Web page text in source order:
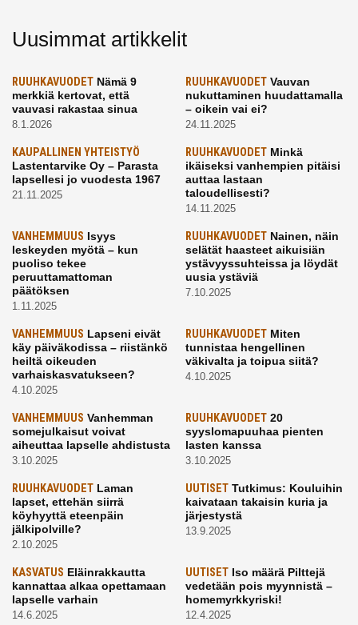
Uusimmat artikkelit
RUUHKAVUODET Nämä 9
merkkiä kertovat, että
vauvasi rakastaa sinua
8.1.2026
RUUHKAVUODETVauvan
nukuttaminen huudattamalla
– oikein vai ei?
24.11.2025
KAUPALLINEN YHTEISTYÖ
Lastentarvike Oy – Parasta
lapsellesi jo vuodesta 1967
21.11.2025
RUUHKAVUODETMinkä
ikäiseksi vanhempien pitäisi
auttaa lastaan
taloudellisesti?
14.11.2025
VANHEMMUUS Isyys
leskeyden myötä – kun
puoliso tekee
peruuttamattoman
päätöksen
1.11.2025
RUUHKAVUODETNainen, näin
selätät haasteet aikuisiän
ystävyyssuhteissa ja löydät
uusia ystäviä
7.10.2025
VANHEMMUUS Lapseni eivät
käy päiväkodissa – riistänkö
heiltä oikeuden
varhaiskasvatukseen?
4.10.2025
RUUHKAVUODETMiten
tunnistaa hengellinen
väkivalta ja toipua siitä?
4.10.2025
VANHEMMUUS Vanhemman
somejulkaisut voivat
aiheuttaa lapselle ahdistusta
3.10.2025
RUUHKAVUODET20
syyslomapuuhaa pienten
lasten kanssa
3.10.2025
RUUHKAVUODET Laman
lapset, ettehän siirrä
köyhyyttä eteenpäin
jälkipolville?
2.10.2025
UUTISETTutkimus: Kouluihin
kaivataan takaisin kuria ja
järjestystä
13.9.2025
KASVATUS Eläinrakkautta
kannattaa alkaa opettamaan
lapselle varhain
14.6.2025
UUTISETIso määrä Pilttejä
vedetään pois myynnistä –
homemyrkkyriski!
12.4.2025